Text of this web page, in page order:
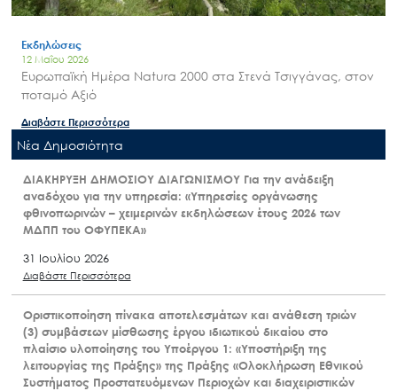
Εκδηλώσεις
12 Μαΐου 2026
Ευρωπαϊκή Ημέρα Natura 2000 στα Στενά Τσιγγάνας, στον
ποταμό Αξιό
Διαβάστε Περισσότερα
Nέα Δημοσιότητα
ΔΙΑΚΗΡΥΞΗ ΔΗΜΟΣΙΟΥ ΔΙΑΓΩΝΙΣΜΟΥ Για την ανάδειξη
αναδόχου για την υπηρεσία: «Υπηρεσίες οργάνωσης
φθινοπωρινών – χειμερινών εκδηλώσεων έτους 2026 των
ΜΔΠΠ του ΟΦΥΠΕΚΑ»
31 Ιουλίου 2026
Διαβάστε Περισσότερα
Οριστικοποίηση πίνακα αποτελεσμάτων και ανάθεση τριών
(3) συμβάσεων μίσθωσης έργου ιδιωτικού δικαίου στο
πλαίσιο υλοποίησης του Υποέργου 1: «Υποστήριξη της
λειτουργίας της Πράξης» της Πράξης «Ολοκλήρωση Εθνικού
Συστήματος Προστατευόμενων Περιοχών και διαχειριστικών